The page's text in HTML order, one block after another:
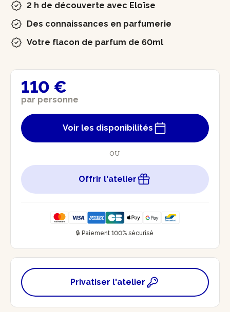
2 h de découverte avec Eloïse
Des connaissances en parfumerie
Votre flacon de parfum de 60ml
110 €
par personne
Voir les disponibilités
OU
Offrir l'atelier
🔒 Paiement 100% sécurisé
Privatiser l'atelier